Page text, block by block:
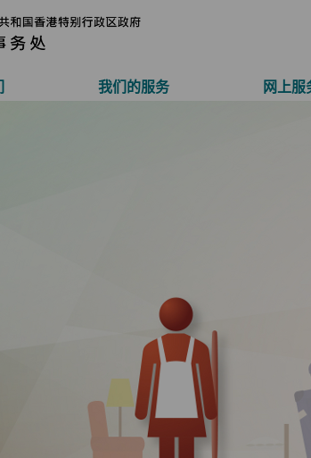
我们的服务 网上服